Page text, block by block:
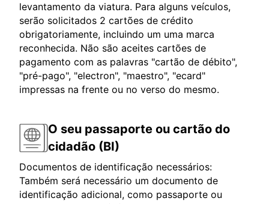
levantamento da viatura. Para alguns veículos,
serão solicitados 2 cartões de crédito
obrigatoriamente, incluindo um uma marca
reconhecida. Não são aceites cartões de
pagamento com as palavras "cartão de débito",
"pré-pago", "electron", "maestro", "ecard"
impressas na frente ou no verso do mesmo.
O seu passaporte ou cartão do
cidadão (BI)
Documentos de identificação necessários:
Também será necessário um documento de
identificação adicional, como passaporte ou